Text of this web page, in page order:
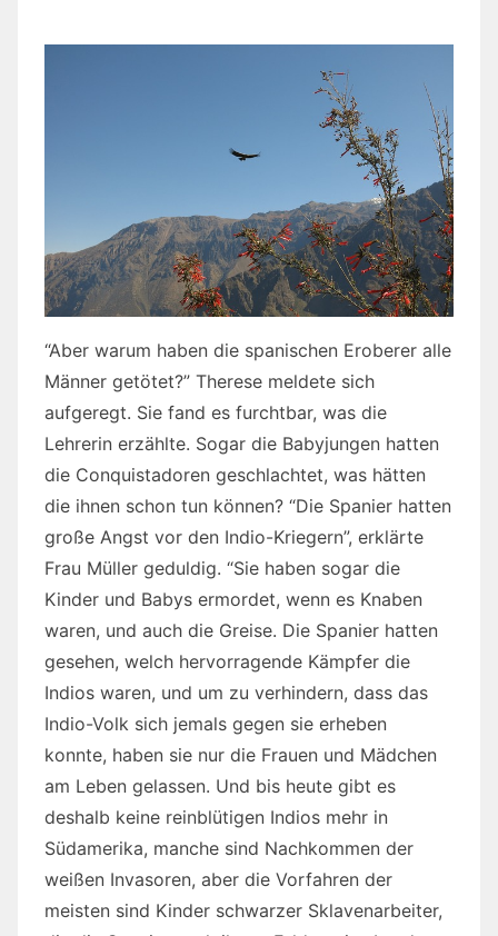
“Aber warum haben die spanischen Eroberer alle
Männer getötet?” Therese meldete sich
aufgeregt. Sie fand es furchtbar, was die
Lehrerin erzählte. Sogar die Babyjungen hatten
die Conquistadoren geschlachtet, was hätten
die ihnen schon tun können? “Die Spanier hatten
große Angst vor den Indio-Kriegern”, erklärte
Frau Müller geduldig. “Sie haben sogar die
Kinder und Babys ermordet, wenn es Knaben
waren, und auch die Greise. Die Spanier hatten
gesehen, welch hervorragende Kämpfer die
Indios waren, und um zu verhindern, dass das
Indio-Volk sich jemals gegen sie erheben
konnte, haben sie nur die Frauen und Mädchen
am Leben gelassen. Und bis heute gibt es
deshalb keine reinblütigen Indios mehr in
Südamerika, manche sind Nachkommen der
weißen Invasoren, aber die Vorfahren der
meisten sind Kinder schwarzer Sklavenarbeiter,